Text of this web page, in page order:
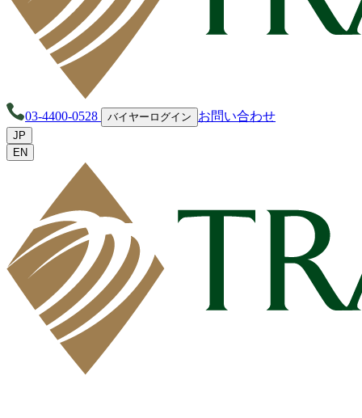
03-4400-0528 バイヤーログイン お問い合わせ
JP
EN